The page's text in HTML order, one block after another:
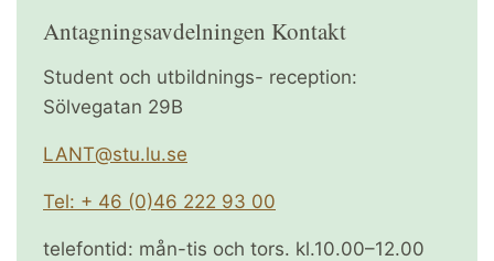
Antagningsavdelningen Kontakt
Student och utbildnings- reception:
Sölvegatan 29B
LANT@stu.lu.se
Tel: + 46 (0)46 222 93 00
telefontid: mån-tis och tors. kl.10.00–12.00